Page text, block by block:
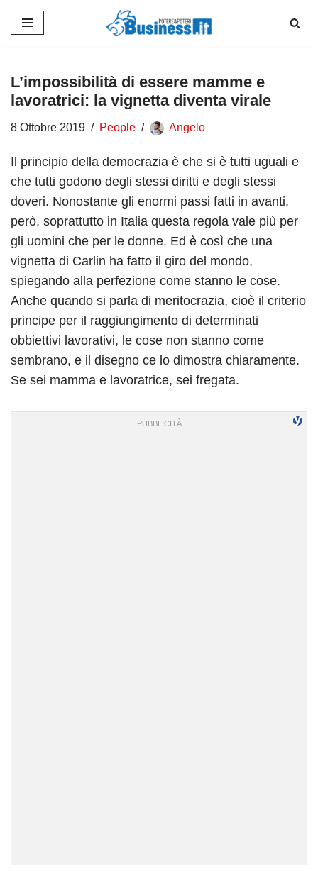
contenuto
L’impossibilità di essere mamme e
lavoratrici: la vignetta diventa virale
8 Ottobre 2019 People Angelo
Il principio della democrazia è che si è tutti uguali e
che tutti godono degli stessi diritti e degli stessi
doveri. Nonostante gli enormi passi fatti in avanti,
però, soprattutto in Italia questa regola vale più per
gli uomini che per le donne. Ed è così che una
vignetta di Carlin ha fatto il giro del mondo,
spiegando alla perfezione come stanno le cose.
Anche quando si parla di meritocrazia, cioè il criterio
principe per il raggiungimento di determinati
obbiettivi lavorativi, le cose non stanno come
sembrano, e il disegno ce lo dimostra chiaramente.
Se sei mamma e lavoratrice, sei fregata.